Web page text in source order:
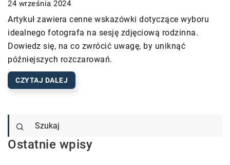
24 września 2024
Artykuł zawiera cenne wskazówki dotyczące wyboru
idealnego fotografa na sesję zdjęciową rodzinna.
Dowiedz się, na co zwrócić uwagę, by uniknąć
późniejszych rozczarowań.
CZYTAJ DALEJ
Ostatnie wpisy